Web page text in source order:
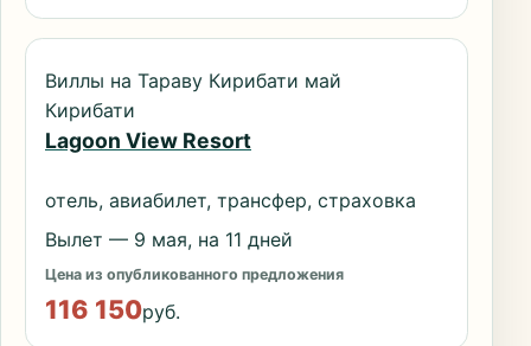
Виллы на Тараву Кирибати май
Кирибати
Lagoon View Resort
отель, авиабилет, трансфер, страховка
Вылет — 9 мая, на 11 дней
Цена из опубликованного предложения
116 150руб.